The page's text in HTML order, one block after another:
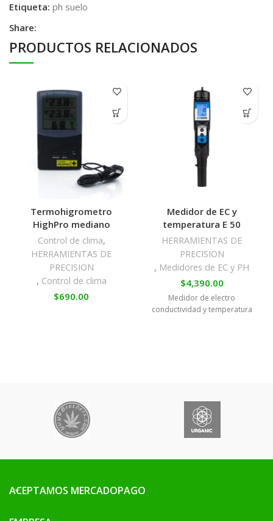
Etiqueta: ph suelo
Share:
PRODUCTOS RELACIONADOS
Termohigrometro
HighPro mediano
Control de clima,
HERRAMIENTAS DE
PRECISION
, Control de clima
$690.00
Medidor de EC y
temperatura E 50
HERRAMIENTAS DE
PRECISION
, Medidores de EC y PH
$4,390.00
Medidor de electro
conductividad y temperatura
ACEPTAMOS MERCADOPAGO